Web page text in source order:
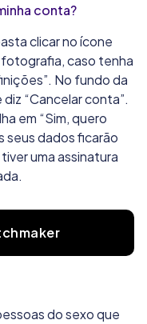
conta?
clicar no ícone
caso tenha
No fundo da
“Cancelar conta”.
em “Sim, quero
seus dados ficarão
uma assinatura
do sexo que